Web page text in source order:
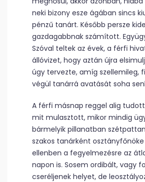
neki bizony esze ágában sincs
pénzű tanárt. Később persze
gazdagabbnak számított.
Szóval teltek az évek, a férfi
állóvizet, hogy aztán újra
úgy tervezte, amíg szellemileg,
végül tanárrá avatását soha
A férfi másnap reggel alig
mit mulasztott, mikor mindig
bármelyik pillanatban
szakos tanárként
ellenben a fegyelmezésre az
napon is. Sosem ordibált, vagy
cseréljenek helyet, de